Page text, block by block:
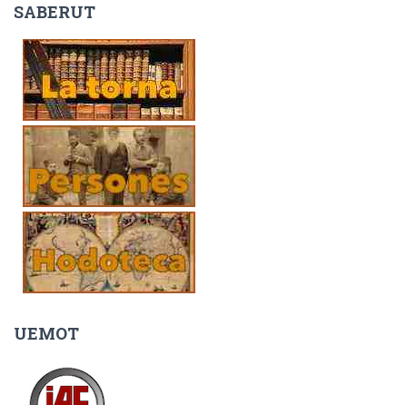
SABERUT
UEMOT